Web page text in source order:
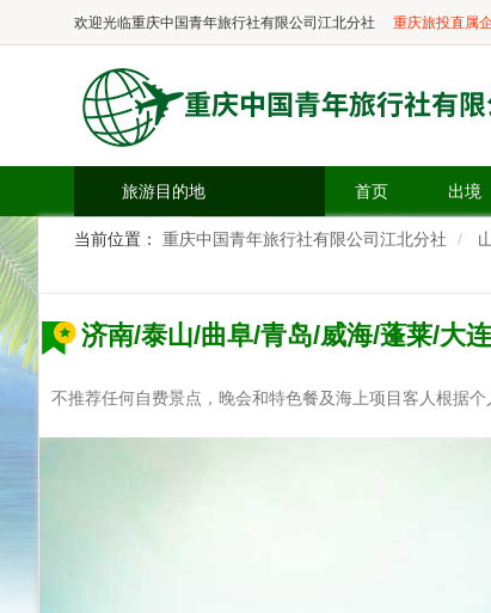
欢迎光临重庆中国青年旅行社有限公司江北分社 重庆旅投直属
旅游目的地 首页 出境
当前位置： 重庆中国青年旅行社有限公司江北分社
济南/泰山/曲阜/青岛/威海/蓬莱/大
不推荐任何自费景点，晚会和特色餐及海上项目客人根据